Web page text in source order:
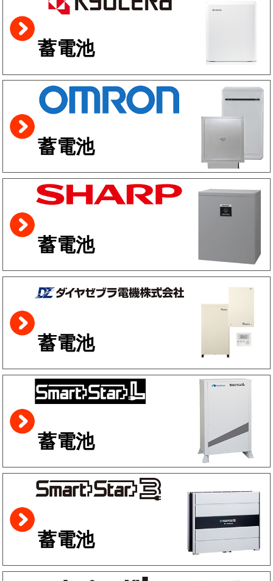
蓄電池
蓄電池
蓄電池
蓄電池
蓄電池
蓄電池